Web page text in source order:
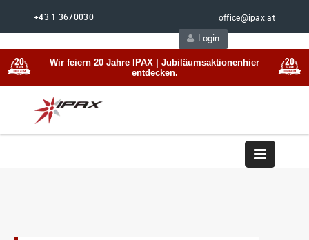
+43 1 3670030
office@ipax.at
Login
Wir feiern 20 Jahre IPAX | Jubiläumsaktionenhier
entdecken.